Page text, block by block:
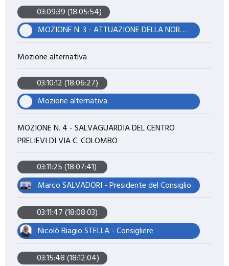
03:09:39 (18:05:54)
MOZIONE N. 3 - ATTUAZIONE DELLA NORMATIVA CONTRO IL CAPOLARATO E DELLO SFRUTTAMENTO LAVORATIVO IN AGRICOLTURA
Mozione alternativa
03:10:12 (18:06:27)
Mozione alternativa
MOZIONE N. 4 - SALVAGUARDIA DEL CENTRO
PRELIEVI DI VIA C. COLOMBO
03:11:25 (18:07:41)
Marco SALVADORI - Presidente del Consiglio
03:11:47 (18:08:03)
Nicolò Biagio STELLA - Consigliere
03:15:48 (18:12:04)